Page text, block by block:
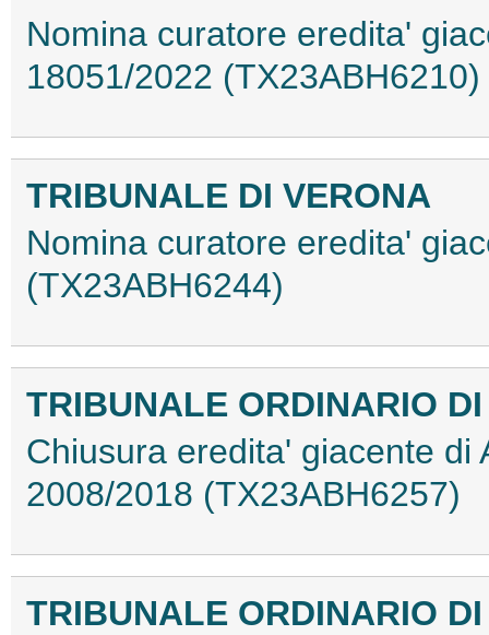
Nomina curatore eredita'
18051/2022 (TX23ABH6210)
TRIBUNALE DI VERONA
Nomina curatore eredita'
(TX23ABH6244)
TRIBUNALE ORDINARIO
Chiusura eredita' giacente di
2008/2018 (TX23ABH6257)
TRIBUNALE ORDINARIO